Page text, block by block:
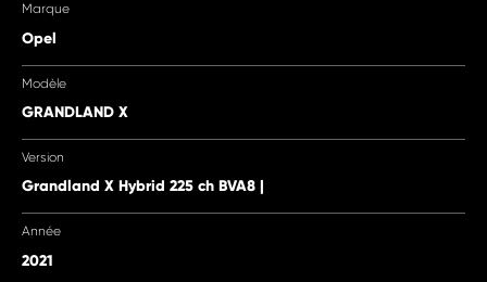
Marque
Opel
Modèle
GRANDLAND X
Version
Grandland X Hybrid 225 ch BVA8 |
Année
2021